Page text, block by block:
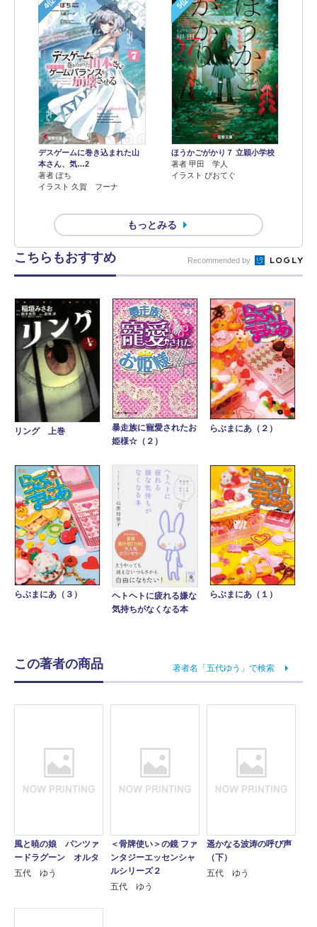
4位
デスゲームに巻き込まれた山
本さん、気…2
著者 ぽち
イラスト 久賀 フーナ
5位
ほうかごがかり７ 立穎小学校
著者 甲田 学人
イラスト ぴおてぐ
もっとみる
こちらもおすすめ Recommended by
リング 上巻
暴走族に寵愛されたお
姫様☆（２）
らぶまにあ（２）
らぶまにあ（３）
ヘトヘトに疲れる嫌な
気持ちがなくなる本
らぶまにあ（１）
この著者の商品 著者名「五代ゆう」で検索
風と暁の娘 パンツァ
ードラグーン オルタ
五代 ゆう
＜骨牌使い＞の鏡 ファ
ンタジーエッセンシャ
ルシリーズ２
五代 ゆう
遥かなる波涛の呼び声
（下）
五代 ゆう